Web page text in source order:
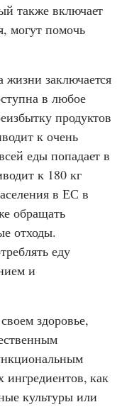
также включает
могут помочь
жизни заключается
в любое
продуктов
к очень
еды попадает в
к 180 кг
в ЕС в
обращать
отходы.
еду
и
здоровье,
ингредиентов, как
культуры или